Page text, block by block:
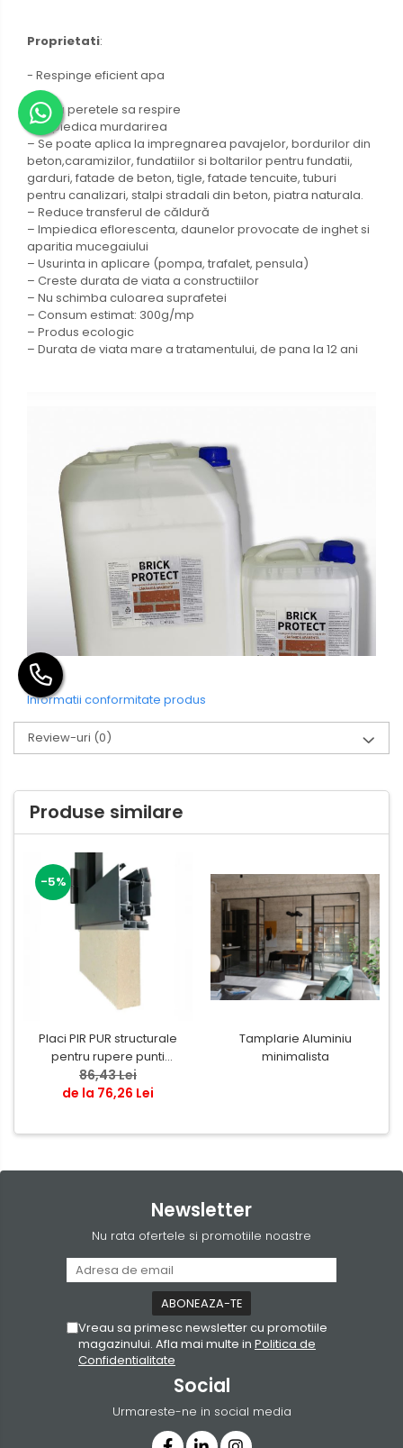
Proprietati:
- Respinge eficient apa
– Lasa peretele sa respire
– Impiedica murdarirea
– Se poate aplica la impregnarea pavajelor, bordurilor din
beton,caramizilor, fundatiilor si boltarilor pentru fundatii,
garduri, fatade de beton, tigle, fatade tencuite, tuburi
pentru canalizari, stalpi stradali din beton, piatra naturala.
– Reduce transferul de căldură
– Impiedica eflorescenta, daunelor provocate de inghet si
aparitia mucegaiului
– Usurinta in aplicare (pompa, trafalet, pensula)
– Creste durata de viata a constructiilor
– Nu schimba culoarea suprafetei
– Consum estimat: 300g/mp
– Produs ecologic
– Durata de viata mare a tratamentului, de pana la 12 ani
Informatii conformitate produs
Review-uri (0)
Produse similare
-5%
Placi PIR PUR structurale
pentru rupere punti
termice tamplarie
86,43 Lei
de la 76,26 Lei
Tamplarie Aluminiu
minimalista
Newsletter
Nu rata ofertele si promotiile noastre
Vreau sa primesc newsletter cu promotiile
magazinului. Afla mai multe in Politica de
Confidentialitate
Social
Urmareste-ne in social media